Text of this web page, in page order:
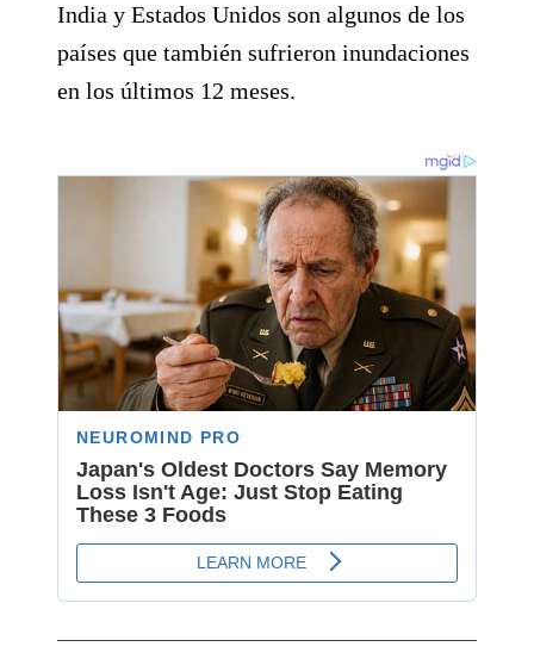
India y Estados Unidos son algunos de los
países que también sufrieron inundaciones
en los últimos 12 meses.